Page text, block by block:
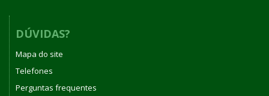
DÚVIDAS?
Mapa do site
Telefones
Perguntas frequentes